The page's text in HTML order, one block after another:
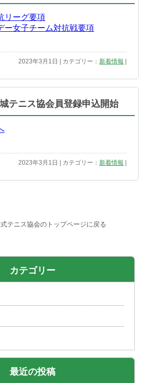
リーグ要項
ー女子チーム対抗戦要項
2023年3月1日 | カテゴリー：新着情報
テニス協会員登録申込開始
2023年3月1日 | カテゴリー：新着情報
テニス協会のトップページに戻る
カテゴリー
最近の投稿